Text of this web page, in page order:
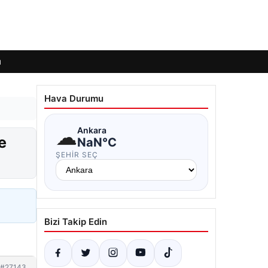
Hava Durumu
☁Ankara
NaN°C
ŞEHIR SEÇ
Bizi Takip Edin